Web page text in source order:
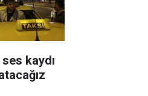
kaydı